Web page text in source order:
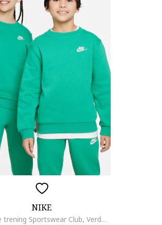
NIKE
Bluza de trening Sportswear Club, Verde menta